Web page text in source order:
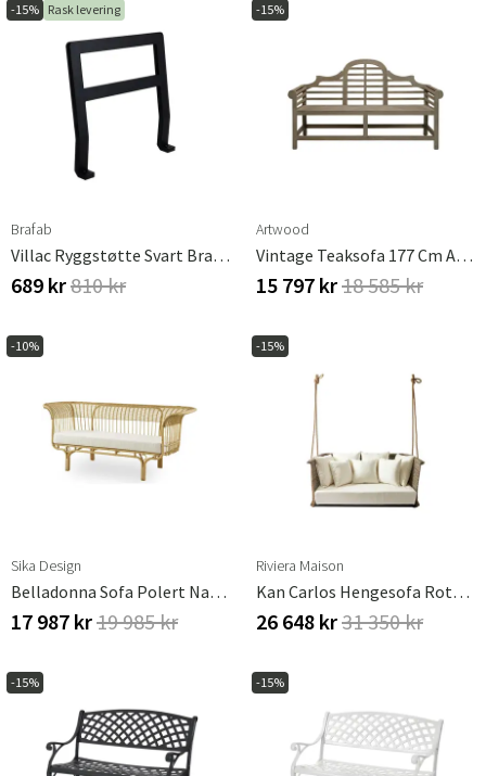
-15% Rask levering
Brafab
Villac Ryggstøtte Svart Brafab
689 kr810 kr
-15%
Artwood
Vintage Teaksofa 177 Cm Artwood
15 797 kr18 585 kr
-10%
Sika Design
Belladonna Sofa Polert Naturlig
17 987 kr19 985 kr
-15%
Riviera Maison
Kan Carlos Hengesofa Rotting
26 648 kr31 350 kr
-15% -15%